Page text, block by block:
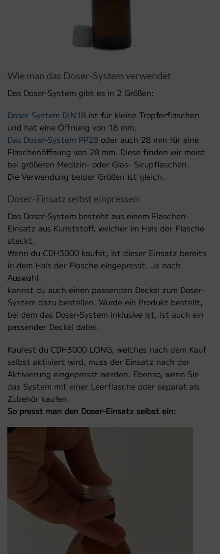
Wie man das Doser-System verwendet
Das Doser-System gibt es in 2 Größen:
Doser System DIN18 ist für kleine Tropferflaschen
und hat eine Öffnung von 18 mm.
Das Doser-System PP28 oder auch 28 mm für eine
Flaschenöffnung von 28 mm. Diese finden wir meist
bei größeren Medizin- oder Glas- Sirupflaschen.
Die Verwendung beider Größen ist gleich.
Doser-Einsatz selbst einpressen:
Das Doser-System besteht aus einem Flaschen-
Einsatz aus Kunststoff, welcher im Hals der Flasche
steckt.
Wenn du CDH3000 kaufst, ist dieser Einsatz bereits
in dem Hals der Flasche eingepresst. Je nach
Auswahl
kannst du auch einen passenden Deckel zum Doser-
System dazu bestellen. Wurde ein Produkt bestellt,
bei dem das Doser-System inklusive ist, ist auch ein
passender Deckel dabei.
Kaufest du CDH3000 LONG, welches nach dem Kauf
selbst aktiviert wird, muss der Einsatz nach der
Aktivierung eingepresst werden. Ebenso, wenn Sie
das System mit einer Leerflasche oder separat als
Zubehör kaufen.
So presst man den Doser-Einsatz selbst ein: